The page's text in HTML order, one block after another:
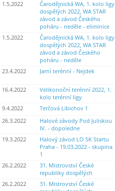
1.5.2022
Čarodějnická WA, 1. kolo ligy
dospělých 2022, WA STAR
závod a závod Českého
poháru - neděle - eliminice
1.5.2022
Čarodějnická WA, 1. kolo ligy
dospělých 2022, WA STAR
závod a závod Českého
poháru - neděle
23.4.2022 Jarní terénní - Nejdek
16.4.2022
Velikonoční terénní 2022, 1.
kolo terénní ligy
9.4.2022 Terčová Libichov 1
26.3.2022
Halové závody Pod Juliskou
IV. - dopoledne
19.3.2022
Halový závod LO SK Startu
Praha - 19.03.2022 - skupina
1
26.2.2022
31. Mistrovství České
republiky dospělých
26.2.2022
31. Mistrovství České